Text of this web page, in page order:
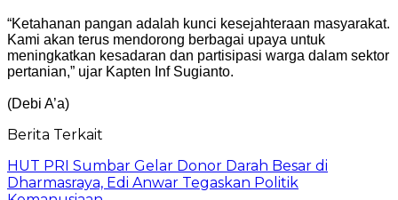
“Ketahanan pangan adalah kunci kesejahteraan masyarakat.
Kami akan terus mendorong berbagai upaya untuk
meningkatkan kesadaran dan partisipasi warga dalam sektor
pertanian,” ujar Kapten Inf Sugianto.
(Debi A’a)
Berita Terkait
HUT PRI Sumbar Gelar Donor Darah Besar di
Dharmasraya, Edi Anwar Tegaskan Politik